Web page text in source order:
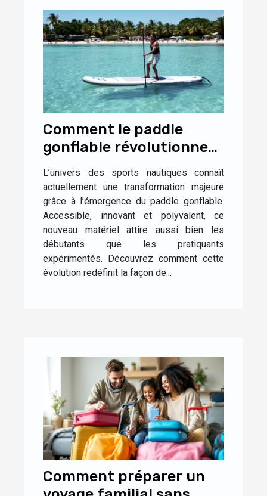
Comment le paddle
gonflable révolutionne-
t-il les sports nautiques
?
L’univers des sports nautiques connaît
actuellement une transformation majeure
grâce à l’émergence du paddle gonflable.
Accessible, innovant et polyvalent, ce
nouveau matériel attire aussi bien les
débutants que les pratiquants
expérimentés. Découvrez comment cette
évolution redéfinit la façon de...
Comment préparer un